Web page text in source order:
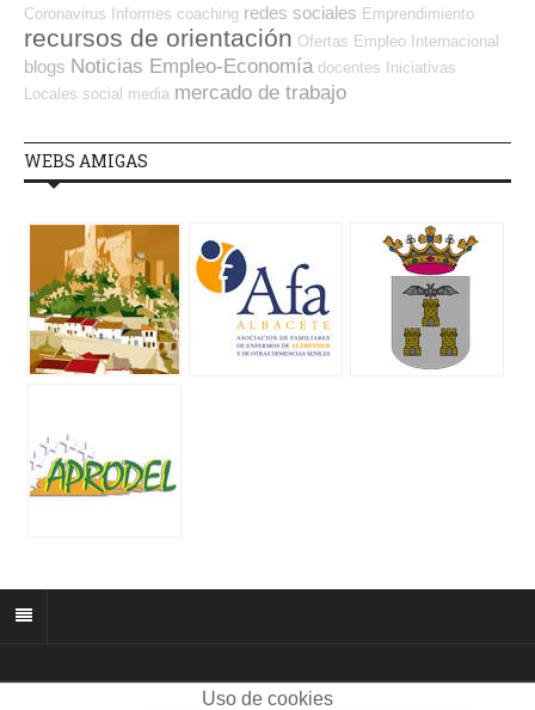
Coronavirus Informes coaching redes sociales Emprendimiento
recursos de orientación Ofertas Empleo Internacional
blogs Noticias Empleo-Economía docentes
Iniciativas
Locales social media mercado de trabajo
WEBS AMIGAS
Uso de cookies